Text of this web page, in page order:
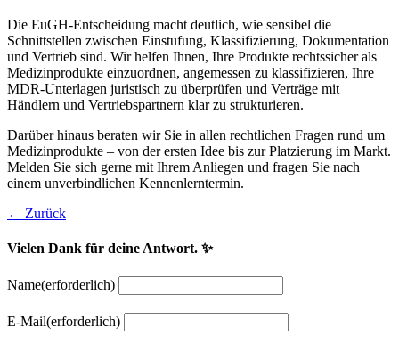
Die EuGH‑Entscheidung macht deutlich, wie sensibel die
Schnittstellen zwischen Einstufung, Klassifizierung, Dokumentation
und Vertrieb sind. Wir helfen Ihnen, Ihre Produkte rechtssicher als
Medizinprodukte einzuordnen, angemessen zu klassifizieren, Ihre
MDR‑Unterlagen juristisch zu überprüfen und Verträge mit
Händlern und Vertriebspartnern klar zu strukturieren.
Darüber hinaus beraten wir Sie in allen rechtlichen Fragen rund um
Medizinprodukte – von der ersten Idee bis zur Platzierung im Markt.
Melden Sie sich gerne mit Ihrem Anliegen und fragen Sie nach
einem unverbindlichen Kennenlerntermin.
← Zurück
Vielen Dank für deine Antwort. ✨
Name(erforderlich)
E-Mail(erforderlich)